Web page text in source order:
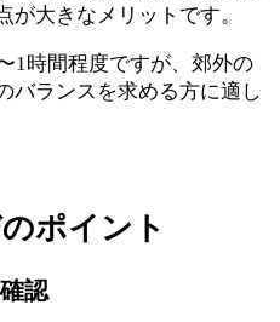
大きなメリットです。
1時間程度ですが、郊外の
バランスを求める方に適し
ポイント
認